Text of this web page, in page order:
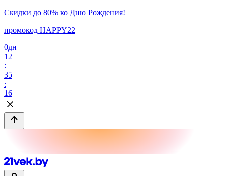
Скидки до 80% ко Дню Рождения!
промокод HAPPY22
0дн
12
:
35
:
16